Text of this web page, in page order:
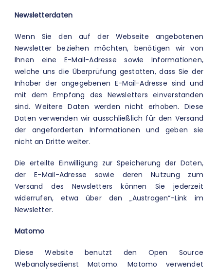
Newsletterdaten
Wenn Sie den auf der Webseite angebotenen
Newsletter beziehen möchten, benötigen wir von
Ihnen eine E-Mail-Adresse sowie Informationen,
welche uns die Überprüfung gestatten, dass Sie der
Inhaber der angegebenen E-Mail-Adresse sind und
mit dem Empfang des Newsletters einverstanden
sind. Weitere Daten werden nicht erhoben. Diese
Daten verwenden wir ausschließlich für den Versand
der angeforderten Informationen und geben sie
nicht an Dritte weiter.
Die erteilte Einwilligung zur Speicherung der Daten,
der E-Mail-Adresse sowie deren Nutzung zum
Versand des Newsletters können Sie jederzeit
widerrufen, etwa über den „Austragen“-Link im
Newsletter.
Matomo
Diese Website benutzt den Open Source
Webanalysedienst Matomo. Matomo verwendet